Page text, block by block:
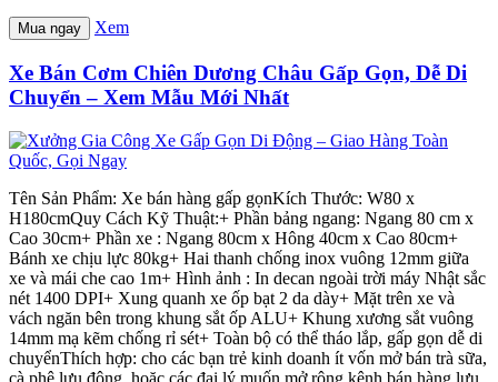
Mua ngay Xem
Xe Bán Cơm Chiên Dương Châu Gấp Gọn, Dễ Di
Chuyển – Xem Mẫu Mới Nhất
Tên Sản Phẩm: Xe bán hàng gấp gọnKích Thước: W80 x
H180cmQuy Cách Kỹ Thuật:+ Phần bảng ngang: Ngang 80 cm x
Cao 30cm+ Phần xe : Ngang 80cm x Hông 40cm x Cao 80cm+
Bánh xe chịu lực 80kg+ Hai thanh chống inox vuông 12mm giữa
xe và mái che cao 1m+ Hình ảnh : In decan ngoài trời máy Nhật sắc
nét 1400 DPI+ Xung quanh xe ốp bạt 2 da dày+ Mặt trên xe và
vách ngăn bên trong khung sắt ốp ALU+ Khung xương sắt vuông
14mm mạ kẽm chống rỉ sét+ Toàn bộ có thể tháo lắp, gấp gọn dễ di
chuyểnThích hợp: cho các bạn trẻ kinh doanh ít vốn mở bán trà sữa,
cà phê lưu động, hoặc các đại lý muốn mở rộng kênh bán hàng lưu